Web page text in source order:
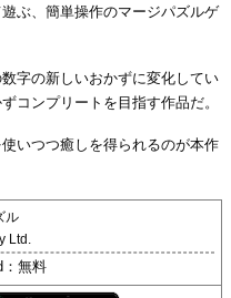
ぶ、簡単操作のマージパズルゲ
字の新しいおかずに変化してい
コンプリートを目指す作品だ。
いつつ癒しを得られるのが本作
ル
Ltd.
無料